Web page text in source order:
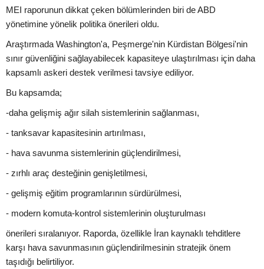
MEI raporunun dikkat çeken bölümlerinden biri de ABD
yönetimine yönelik politika önerileri oldu.
Araştırmada Washington'a, Peşmerge'nin Kürdistan Bölgesi'nin
sınır güvenliğini sağlayabilecek kapasiteye ulaştırılması için daha
kapsamlı askeri destek verilmesi tavsiye ediliyor.
Bu kapsamda;
-daha gelişmiş ağır silah sistemlerinin sağlanması,
- tanksavar kapasitesinin artırılması,
- hava savunma sistemlerinin güçlendirilmesi,
- zırhlı araç desteğinin genişletilmesi,
- gelişmiş eğitim programlarının sürdürülmesi,
- modern komuta-kontrol sistemlerinin oluşturulması
önerileri sıralanıyor. Raporda, özellikle İran kaynaklı tehditlere
karşı hava savunmasının güçlendirilmesinin stratejik önem
taşıdığı belirtiliyor.